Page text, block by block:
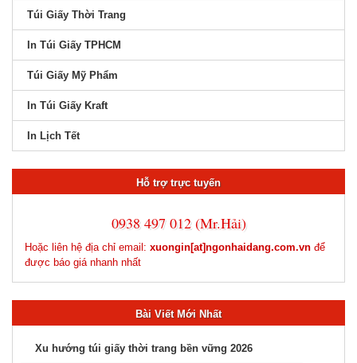
Túi Giấy Thời Trang
In Túi Giấy TPHCM
Túi Giấy Mỹ Phẩm
In Túi Giấy Kraft
In Lịch Tết
Hỗ trợ trực tuyến
0938 497 012 (Mr.Hải)
Hoặc liên hệ địa chỉ email: xuongin[at]ngonhaidang.com.vn để
được báo giá nhanh nhất
Bài Viết Mới Nhất
Xu hướng túi giấy thời trang bền vững 2026